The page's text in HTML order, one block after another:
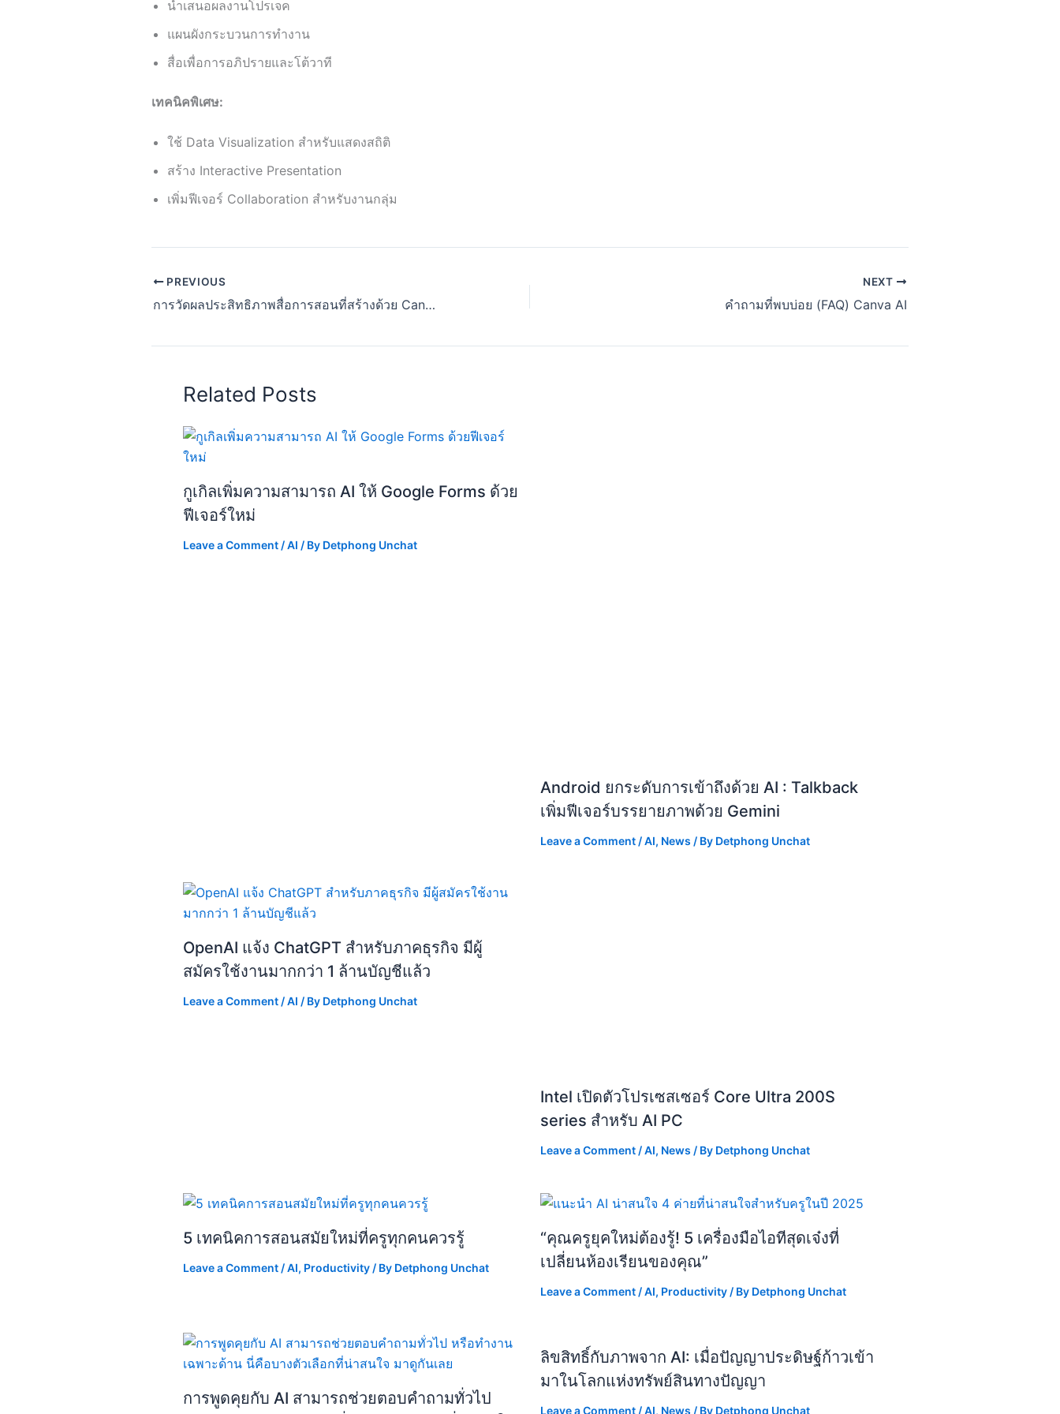
นำเสนอผลงานโปรเจค
แผนผังกระบวนการทำงาน
สื่อเพื่อการอภิปรายและโต้วาที
เทคนิคพิเศษ:
ใช้ Data Visualization สำหรับแสดงสถิติ
สร้าง Interactive Presentation
เพิ่มฟีเจอร์ Collaboration สำหรับงานกลุ่ม
PREVIOUS
การวัดผลประสิทธิภาพสื่อการสอนที่สร้างด้วย Canva AI
NEXT
คำถามที่พบบ่อย (FAQ) Canva AI
Related Posts
กูเกิลเพิ่มความสามารถ AI ให้ Google Forms ด้วย
ฟีเจอร์ใหม่
Leave a Comment /AI / By Detphong Unchat
Android ยกระดับการเข้าถึงด้วย AI : Talkback
เพิ่มฟีเจอร์บรรยายภาพด้วย Gemini
Leave a Comment /AI, News / By Detphong Unchat
OpenAI แจ้ง ChatGPT สำหรับภาคธุรกิจ มีผู้
สมัครใช้งานมากกว่า 1 ล้านบัญชีแล้ว
Leave a Comment/AI / By Detphong Unchat
Intel เปิดตัวโปรเซสเซอร์ Core Ultra 200S
series สำหรับ AI PC
Leave a Comment /AI, News / By Detphong Unchat
5 เทคนิคการสอนสมัยใหม่ที่ครูทุกคนควรรู้
Leave a Comment /AI, Productivity / By Detphong Unchat
“คุณครูยุคใหม่ต้องรู้! 5 เครื่องมือไอทีสุดเจ๋งที่
เปลี่ยนห้องเรียนของคุณ”
Leave a Comment /AI, Productivity/ By Detphong Unchat
การพูดคุยกับ AI สามารถช่วยตอบคำถามทั่วไป
ลิขสิทธิ์กับภาพจาก AI: เมื่อปัญญาประดิษฐ์ก้าวเข้า
มาในโลกแห่งทรัพย์สินทางปัญญา
Leave a Comment /AI, News / By Detphong Unchat